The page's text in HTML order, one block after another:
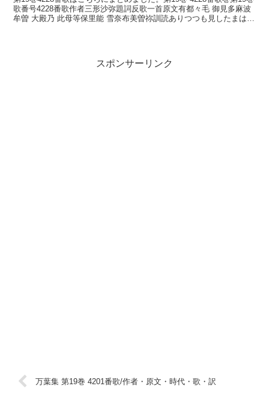
歌番号4228番歌作者三形沙弥題詞反歌一首原文有都々毛 御見多麻波
牟曽 大殿乃 此母等保里能 雪奈布美曽祢訓読ありつつも見したまはむ
スポンサーリンク
万葉集 第19巻 4201番歌/作者・原文・時代・歌・訳